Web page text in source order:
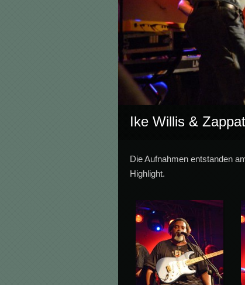
Ike Willis &
Die Aufnahmen entstanden
Highlight.